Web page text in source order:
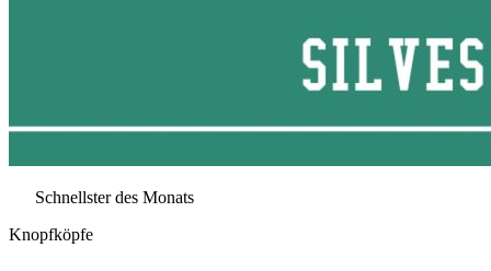
Schnellster des Monats
Knopfköpfe